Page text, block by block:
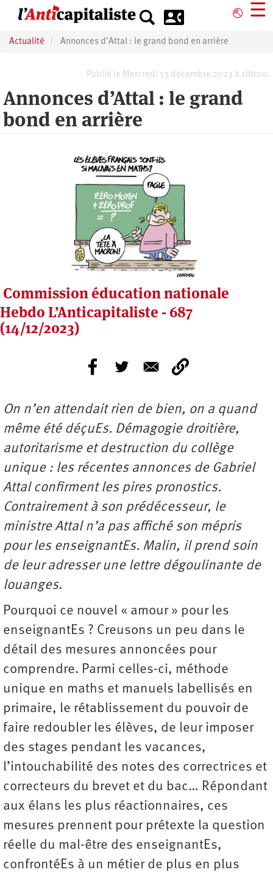
principal
⎋ ☰
Actualité Annonces d’Attal : le grand bond en arrière
Publié le Mercredi 13 décembre 2023 à 18h00.
Annonces d’Attal : le grand
bond en arrière
Commission éducation nationale
Hebdo L’Anticapitaliste - 687
(14/12/2023)
On n’en attendait rien de bien, on a quand
même été déçuEs. Démagogie droitière,
autoritarisme et destruction du collège
unique : les récentes annonces de Gabriel
Attal confirment les pires pronostics.
Contrairement à son prédécesseur, le
ministre Attal n’a pas affiché son mépris
pour les enseignantEs. Malin, il prend soin
de leur adresser une lettre dégoulinante de
louanges.
Pourquoi ce nouvel « amour » pour les
enseignantEs ? Creusons un peu dans le
détail des mesures annoncées pour
comprendre. Parmi celles-ci, méthode
unique en maths et manuels labellisés en
primaire, le rétablissement du pouvoir de
faire redoubler les élèves, de leur imposer
des stages pendant les vacances,
l’intouchabilité des notes des correctrices et
correcteurs du brevet et du bac… Répondant
aux élans les plus réactionnaires, ces
mesures prennent pour prétexte la question
réelle du mal-être des enseignantEs,
confrontéEs à un métier de plus en plus